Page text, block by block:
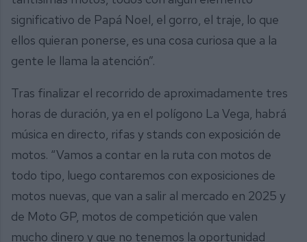
significativo de Papá Noel, el gorro, el traje, lo que
ellos quieran ponerse, es una cosa curiosa que a la
gente le llama la atención”.
Tras finalizar el recorrido de aproximadamente tres
horas de duración, ya en el polígono La Vega, habrá
música en directo, rifas y stands con exposición de
motos. “Vamos a contar en la ruta con motos de
todo tipo, luego contaremos con exposiciones de
motos nuevas, que van a salir al mercado en 2025 y
de Moto GP, motos de competición que valen
mucho dinero y que no tenemos la oportunidad